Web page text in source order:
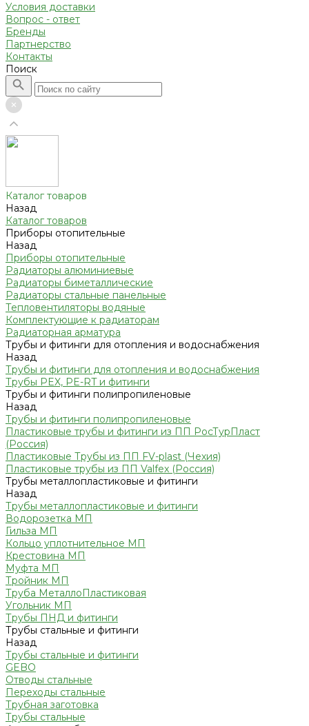
Условия доставки
Вопрос - ответ
Бренды
Партнерство
Контакты
Поиск
Каталог товаров
Назад
Каталог товаров
Приборы отопительные
Назад
Приборы отопительные
Радиаторы алюминиевые
Радиаторы биметаллические
Радиаторы стальные панельные
Тепловентиляторы водяные
Комплектующие к радиаторам
Радиаторная арматура
Трубы и фитинги для отопления и водоснабжения
Назад
Трубы и фитинги для отопления и водоснабжения
Трубы PEX, PE-RT и фитинги
Трубы и фитинги полипропиленовые
Назад
Трубы и фитинги полипропиленовые
Пластиковые трубы и фитинги из ПП РосТурПласт
(Россия)
Пластиковые Трубы из ПП FV-plast (Чехия)
Пластиковые трубы из ПП Valfex (Россия)
Трубы металлопластиковые и фитинги
Назад
Трубы металлопластиковые и фитинги
Водорозетка МП
Гильза МП
Кольцо уплотнительное МП
Крестовина МП
Муфта МП
Тройник МП
Труба МеталлоПластиковая
Угольник МП
Трубы ПНД и фитинги
Трубы стальные и фитинги
Назад
Трубы стальные и фитинги
GEBO
Отводы стальные
Переходы стальные
Трубная заготовка
Трубы стальные